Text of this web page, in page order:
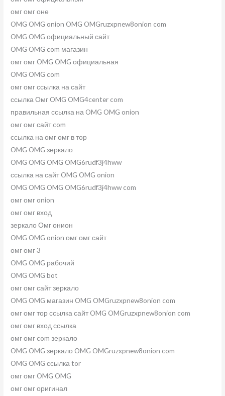
омг омг оне
OMG OMG onion OMG OMGruzxpnew8onion com
OMG OMG официальный сайт
OMG OMG com магазин
омг омг OMG OMG официальная
OMG OMG com
омг омг ссылка на сайт
ссылка Омг OMG OMG4center com
правильная ссылка на OMG OMG onion
омг омг сайт com
ссылка на омг омг в тор
OMG OMG зеркало
OMG OMG OMG OMG6rudf3j4hww
ссылка на сайт OMG OMG onion
OMG OMG OMG OMG6rudf3j4hww com
омг омг onion
омг омг вход
зеркало Омг онион
OMG OMG onion омг омг сайт
омг омг 3
OMG OMG рабочий
OMG OMG bot
омг омг сайт зеркало
OMG OMG магазин OMG OMGruzxpnew8onion com
омг омг тор ссылка сайт OMG OMGruzxpnew8onion com
омг омг вход ссылка
омг омг com зеркало
OMG OMG зеркало OMG OMGruzxpnew8onion com
OMG OMG ссылка tor
омг омг OMG OMG
омг омг оригинал